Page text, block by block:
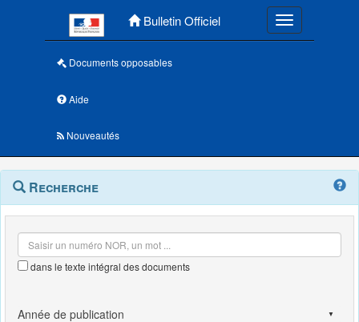
Bulletin Officiel Toggle
Documents opposables
Aide
Nouveautés
Navigation
outils
Menu
contextuel
Recherche
dans le texte intégral des documents